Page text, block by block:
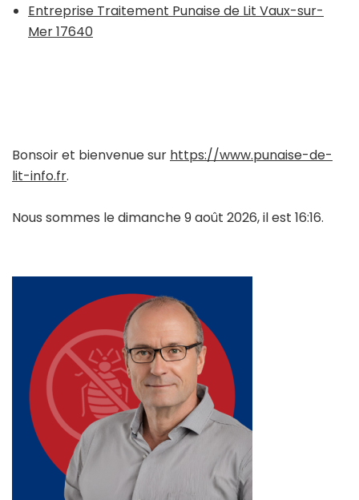
Entreprise Traitement Punaise de Lit Vaux-sur-
Mer 17640
Bonsoir et bienvenue sur https://www.punaise-de-
lit-info.fr.
Nous sommes le dimanche 9 août 2026, il est 16:16.